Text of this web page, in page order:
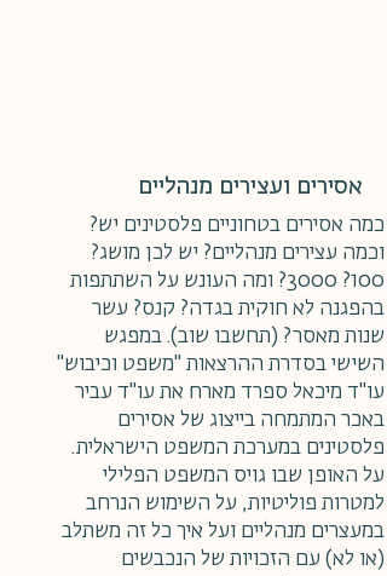
אסירים ועצירים מנהליים
כמה אסירים בטחוניים פלסטינים יש?
וכמה עצירים מנהליים? יש לכן מושג?
100? 3000? ומה העונש על השתתפות
בהפגנה לא חוקית בגדה? קנס? עשר
שנות מאסר? (תחשבו שוב). במפגש
השישי בסדרת ההרצאות "משפט וכיבוש"
עו"ד מיכאל ספרד מארח את עו"ד עביר
באכר המתמחה בייצוג של אסירים
פלסטינים במערכת המשפט הישראלית.
על האופן שבו גויס המשפט הפלילי
למטרות פוליטיות, על השימוש הנרחב
במעצרים מנהליים ועל איך כל זה משתלב
(או לא) עם הזכויות של הנכבשים